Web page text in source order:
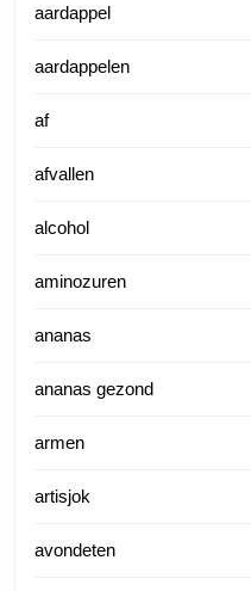
aardappel
aardappelen
af
afvallen
alcohol
aminozuren
ananas
ananas gezond
armen
artisjok
avondeten